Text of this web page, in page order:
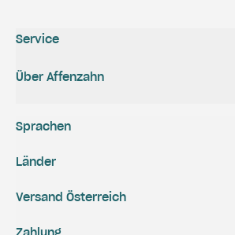
Service
Über Affenzahn
Versand Österreich
Sprachen
Länder